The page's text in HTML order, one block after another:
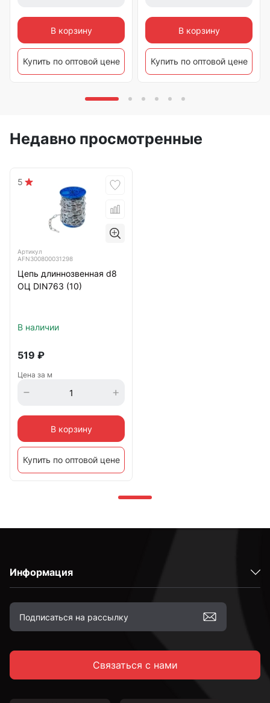
В корзину
Купить по оптовой цене
В корзину
Купить по оптовой цене
Недавно просмотренные
5
Артикул
AFN300800031298
Цепь длиннозвенная d8
ОЦ DIN763 (10)
В наличии
519 ₽
Цена за м
В корзину
Купить по оптовой цене
Информация
Связаться с нами